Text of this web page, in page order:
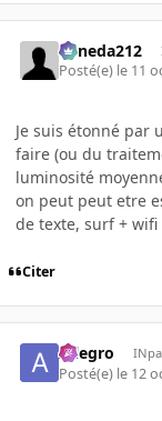
keneda212
Posté(e) le 11
Je suis étonné par
faire (ou du
luminosité
on peut peut etre
de texte, surf + wifi
Citer
Allegro
Posté(e) le 12